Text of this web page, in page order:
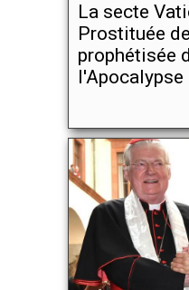
La secte
Prostituée
prophétisée
l'Apocalypse